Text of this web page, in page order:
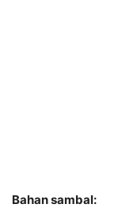
Bahan sambal: